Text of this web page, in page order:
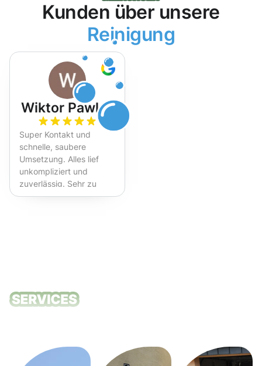
Kunden über unsere
Reinigung
Wiktor Pawlak
Super Kontakt und
schnelle, saubere
Umsetzung. Alles lief
unkompliziert und
zuverlässig. Sehr zu
empfehlen!